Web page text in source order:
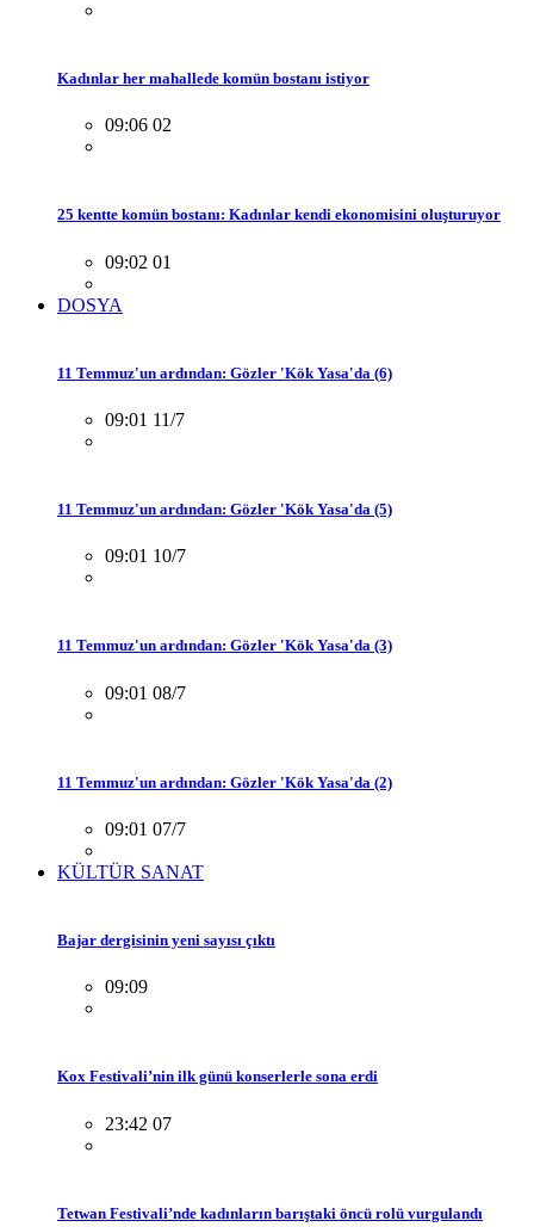
Kadınlar her mahallede komün bostanı istiyor
09:06 02
25 kentte komün bostanı: Kadınlar kendi ekonomisini oluşturuyor
09:02 01
DOSYA
11 Temmuz'un ardından: Gözler 'Kök Yasa'da (6)
09:01 11/7
11 Temmuz'un ardından: Gözler 'Kök Yasa'da (5)
09:01 10/7
11 Temmuz'un ardından: Gözler 'Kök Yasa'da (3)
09:01 08/7
11 Temmuz'un ardından: Gözler 'Kök Yasa'da (2)
09:01 07/7
KÜLTÜR SANAT
Bajar dergisinin yeni sayısı çıktı
09:09
Kox Festivali’nin ilk günü konserlerle sona erdi
23:42 07
Tetwan Festivali’nde kadınların barıştaki öncü rolü vurgulandı